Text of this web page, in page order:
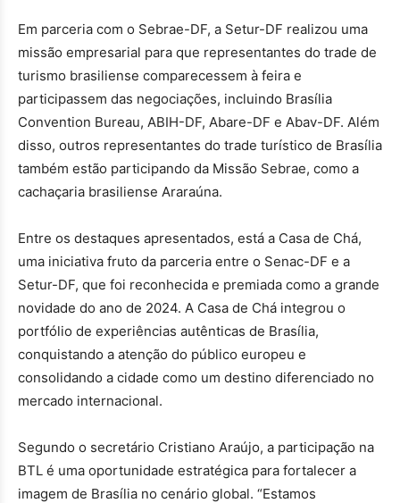
Em parceria com o Sebrae-DF, a Setur-DF realizou uma
missão empresarial para que representantes do trade de
turismo brasiliense comparecessem à feira e
participassem das negociações, incluindo Brasília
Convention Bureau, ABIH-DF, Abare-DF e Abav-DF. Além
disso, outros representantes do trade turístico de Brasília
também estão participando da Missão Sebrae, como a
cachaçaria brasiliense Araraúna.
Entre os destaques apresentados, está a Casa de Chá,
uma iniciativa fruto da parceria entre o Senac-DF e a
Setur-DF, que foi reconhecida e premiada como a grande
novidade do ano de 2024. A Casa de Chá integrou o
portfólio de experiências autênticas de Brasília,
conquistando a atenção do público europeu e
consolidando a cidade como um destino diferenciado no
mercado internacional.
Segundo o secretário Cristiano Araújo, a participação na
BTL é uma oportunidade estratégica para fortalecer a
imagem de Brasília no cenário global. “Estamos